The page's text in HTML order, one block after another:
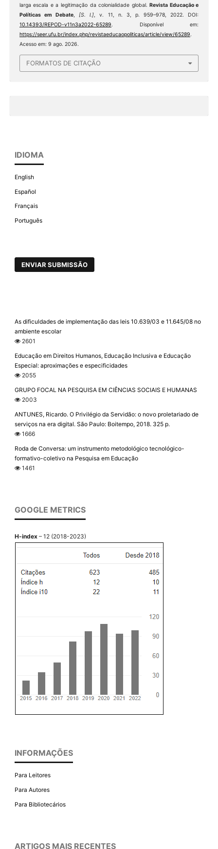
larga escala e a legitimação da colonialidade global.Revista Educação e
Políticas em Debate,[S. l.], v. 11, n. 3, p. 959–978, 2022. DOI:
10.14393/REPOD-v11n3a2022-65289. Disponível em:
https://seer.ufu.br/index.php/revistaeducaopoliticas/article/view/65289.
Acesso em: 9 ago. 2026.
FORMATOS DE CITAÇÃO
IDIOMA
English
Español
Français
Português
ENVIAR SUBMISSÃO
As dificuldades de implementação das leis 10.639/03 e 11.645/08 no
ambiente escolar
2601
Educação em Direitos Humanos, Educação Inclusiva e Educação
Especial: aproximações e especificidades
2055
GRUPO FOCAL NA PESQUISA EM CIÊNCIAS SOCIAIS E HUMANAS
2003
ANTUNES, Ricardo. O Privilégio da Servidão: o novo proletariado de
serviços na era digital. São Paulo: Boitempo, 2018. 325 p.
1666
Roda de Conversa: um instrumento metodológico tecnológico-
formativo-coletivo na Pesquisa em Educação
1461
GOOGLE METRICS
H-index – 12 (2018-2023)
INFORMAÇÕES
Para Leitores
Para Autores
Para Bibliotecários
ARTIGOS MAIS RECENTES